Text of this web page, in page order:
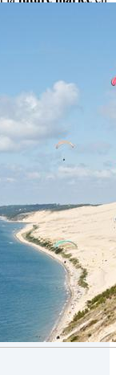
différement mais
momentsen
la future mariée,
de cet EVJF.